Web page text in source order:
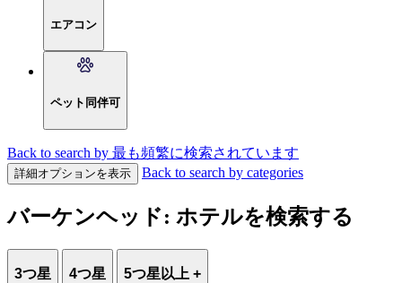
エアコン
ペット同伴可
Back to search by 最も頻繁に検索されています
詳細オプションを表示 Back to search by categories
バーケンヘッド: ホテルを検索する
3つ星 4つ星 5つ星以上 +